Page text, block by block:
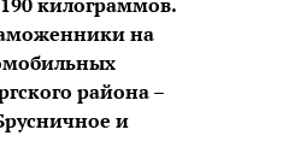
на
района –
и